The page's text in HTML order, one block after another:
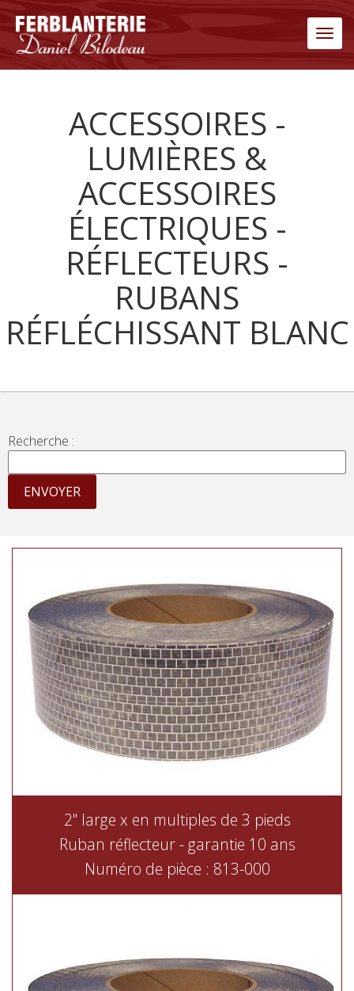
ACCESSOIRES -
LUMIÈRES &
ACCESSOIRES
ÉLECTRIQUES -
RÉFLECTEURS -
RUBANS
RÉFLÉCHISSANT BLANC
Recherche :
2" large x en multiples de 3 pieds
Ruban réflecteur - garantie 10 ans
Numéro de pièce : 813-000